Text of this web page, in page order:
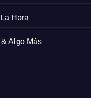
Hora
& Algo Más